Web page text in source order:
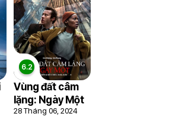
Vùng đất câm
lặng: Ngày Một
28 Tháng 06, 2024